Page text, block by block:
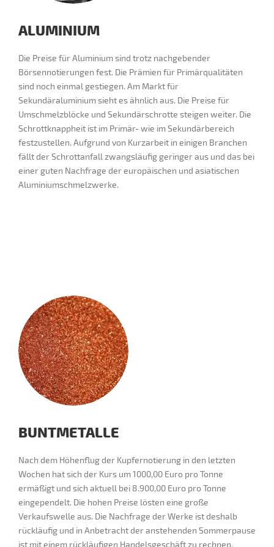
ALUMINIUM
Die Preise für Aluminium sind trotz nachgebender
Börsennotierungen fest. Die Prämien für Primärqualitäten
sind noch einmal gestiegen. Am Markt für
Sekundäraluminium sieht es ähnlich aus. Die Preise für
Umschmelzblöcke und Sekundärschrotte steigen weiter. Die
Schrottknappheit ist im Primär- wie im Sekundärbereich
festzustellen. Aufgrund von Kurzarbeit in einigen Branchen
fällt der Schrottanfall zwangsläufig geringer aus und das bei
einer guten Nachfrage der europäischen und asiatischen
Aluminiumschmelzwerke.
BUNTMETALLE
Nach dem Höhenflug der Kupfernotierung in den letzten
Wochen hat sich der Kurs um 1000,00 Euro pro Tonne
ermäßigt und sich aktuell bei 8.900,00 Euro pro Tonne
eingependelt. Die hohen Preise lösten eine große
Verkaufswelle aus. Die Nachfrage der Werke ist deshalb
rückläufig und in Anbetracht der anstehenden Sommerpause
ist mit einem rückläufigen Handelsgeschäft zu rechnen.